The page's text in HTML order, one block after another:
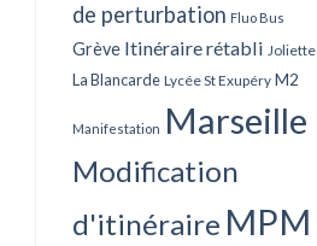
de perturbation Fluo Bus
Grève Itinéraire rétabli Joliette
La Blancarde Lycée St Exupéry M2
Manifestation Marseille
Modification
d'itinéraire MPM